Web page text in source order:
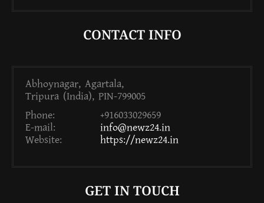
CONTACT INFO
Abhoynagar, Agartala,
Tripura (India), PIN-799005
Phone:
+916033029659
E-mail:
info@newz24.in
Website:
https://newz24.in
GET IN TOUCH